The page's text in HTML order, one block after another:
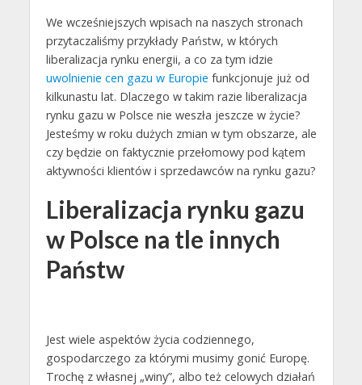
We wcześniejszych wpisach na naszych stronach
przytaczaliśmy przykłady Państw, w których
liberalizacja rynku energii, a co za tym idzie
uwolnienie cen gazu w Europie funkcjonuje już od
kilkunastu lat. Dlaczego w takim razie liberalizacja
rynku gazu w Polsce nie weszła jeszcze w życie?
Jesteśmy w roku dużych zmian w tym obszarze, ale
czy będzie on faktycznie przełomowy pod kątem
aktywności klientów i sprzedawców na rynku gazu?
Liberalizacja rynku gazu
w Polsce na tle innych
Państw
Jest wiele aspektów życia codziennego,
gospodarczego za którymi musimy gonić Europę.
Trochę z własnej „winy”, albo też celowych działań